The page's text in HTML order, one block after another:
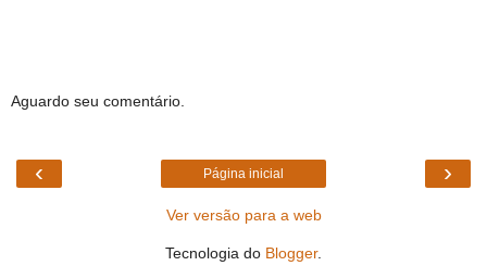
Aguardo seu comentário.
‹ ›
Página inicial
Ver versão para a web
Tecnologia do Blogger.